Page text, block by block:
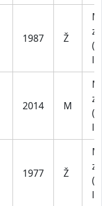
1987 Ž
2014 M
1977 Ž